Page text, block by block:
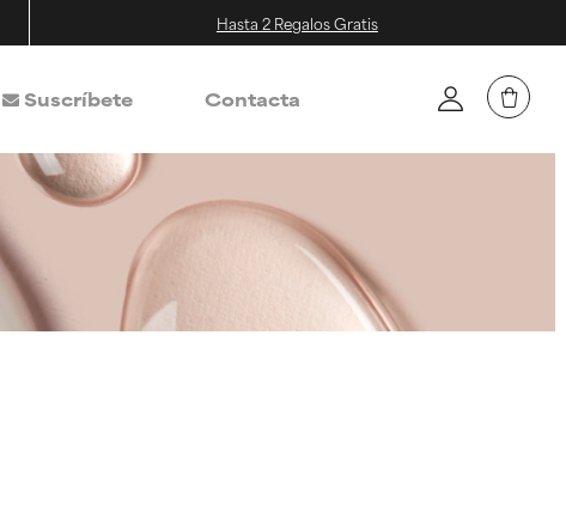
Hasta 2 Regalos Gratis
Suscríbete Contacta